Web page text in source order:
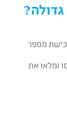
מספר
ומלאו את